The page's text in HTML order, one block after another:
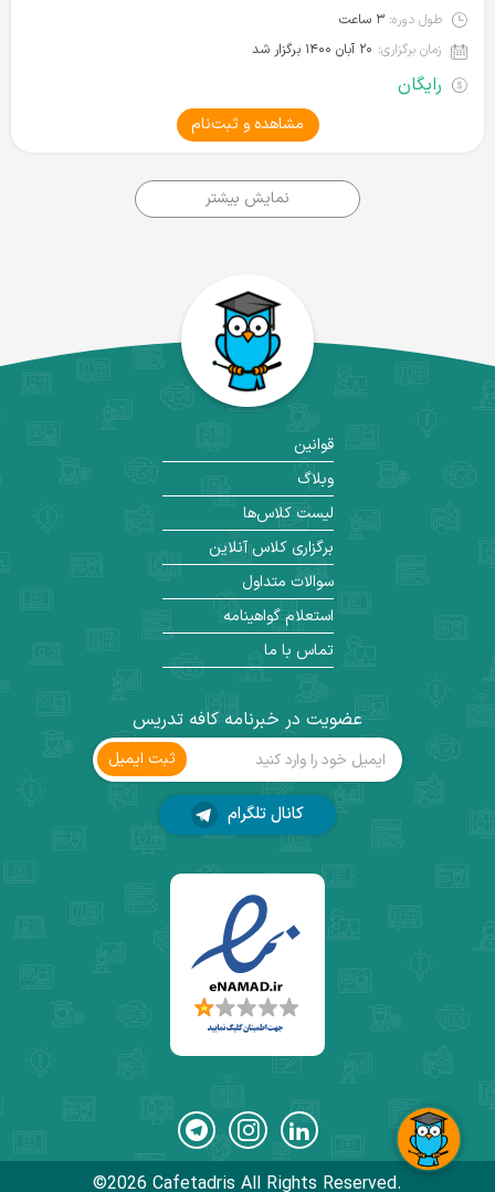
طول دوره: ۳ ساعت
زمان برگزاری: ۲۰ آبان ۱۴۰۰ برگزار شد
رایگان
مشاهده و ثبت‌نام
نمایش بیشتر
عضویت در خبرنامه کافه تدریس
ثبت ‌ایمیل
کانال تلگرام
قوانین
وبلاگ
لیست کلاس‌ها
برگزاری کلاس آنلاین
سوالات متداول
استعلام گواهینامه
تماس با ما
©2026 Cafetadris All Rights Reserved.